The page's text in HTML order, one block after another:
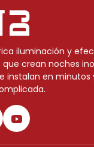
iluminación y
crean noches
instalan en minutos